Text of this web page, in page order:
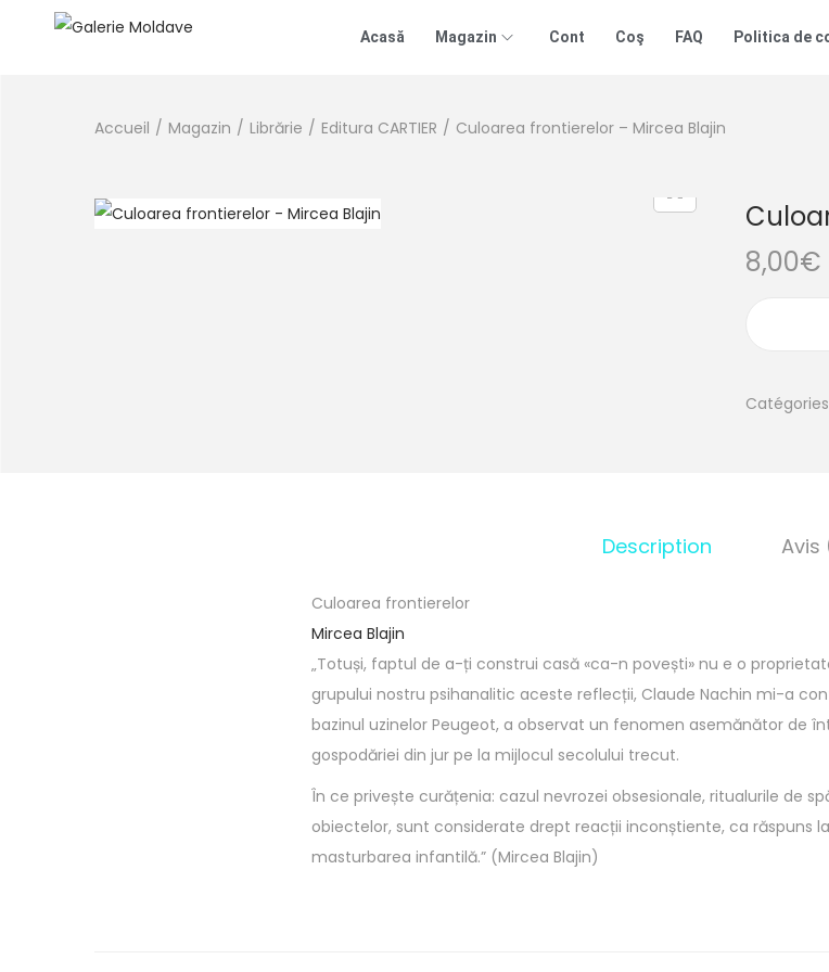
Acasă Magazin Cont Coş FAQ Politica de
Accueil / Magazin / Librărie / Editura CARTIER / Culoarea frontierelor – Mircea Blajin
8,00€
Description Avis
Culoarea frontierelor
Mircea Blajin
„Totuși, faptul de a-ți construi casă «ca-n povești» nu e o
grupului nostru psihanalitic aceste reflecții, Claude Nachin mi-a
bazinul uzinelor Peugeot, a observat un fenomen asemănător de
gospodăriei din jur pe la mijlocul secolului trecut.
În ce privește curățenia: cazul nevrozei obsesionale, ritualurile de
obiectelor, sunt considerate drept reacții inconștiente, ca răspuns
masturbarea infantilă.” (Mircea Blajin)